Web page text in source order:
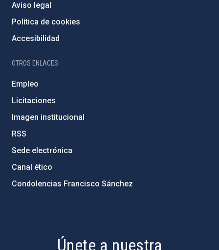
Aviso legal
Política de cookies
Accesibilidad
OTROS ENLACES
Empleo
Licitaciones
Imagen institucional
RSS
Sede electrónica
Canal ético
Condolencias Francisco Sánchez
Únete a nuestra